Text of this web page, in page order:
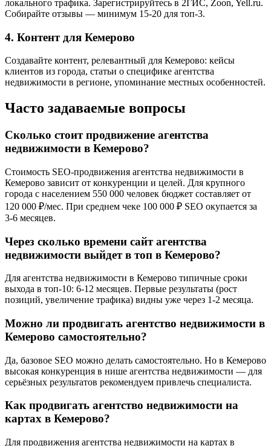
локального трафика. Зарегистрируйтесь в 2ГИС, Zoon, Yell.ru.
Собирайте отзывы — минимум 15-20 для топ-3.
4. Контент для Кемерово
Создавайте контент, релевантный для Кемерово: кейсы
клиентов из города, статьи о специфике агентства
недвижимости в регионе, упоминание местных особенностей.
Часто задаваемые вопросы
Сколько стоит продвижение агентства
недвижимости в Кемерово?
Стоимость SEO-продвижения агентства недвижимости в
Кемерово зависит от конкуренции и целей. Для крупного
города с населением 550 000 человек бюджет составляет от
120 000 ₽/мес. При среднем чеке 100 000 ₽ SEO окупается за
3-6 месяцев.
Через сколько времени сайт агентства
недвижимости выйдет в топ в Кемерово?
Для агентства недвижимости в Кемерово типичные сроки
выхода в топ-10: 6-12 месяцев. Первые результаты (рост
позиций, увеличение трафика) видны уже через 1-2 месяца.
Можно ли продвигать агентство недвижимости в
Кемерово самостоятельно?
Да, базовое SEO можно делать самостоятельно. Но в Кемерово
высокая конкуренция в нише агентства недвижимости — для
серьёзных результатов рекомендуем привлечь специалиста.
Как продвигать агентство недвижимости на
картах в Кемерово?
Для продвижения агентства недвижимости на картах в